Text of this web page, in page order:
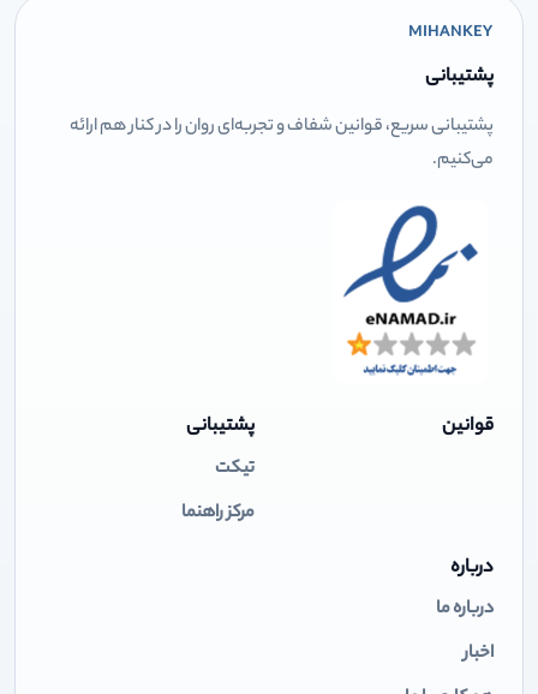
MIHANKEY
پشتیبانی
پشتیبانی سریع، قوانین شفاف و تجربه‌ای روان را در کنار هم ارائه
می‌کنیم.
قوانین پشتیبانی
تیکت
مرکز راهنما
درباره
درباره ما
اخبار